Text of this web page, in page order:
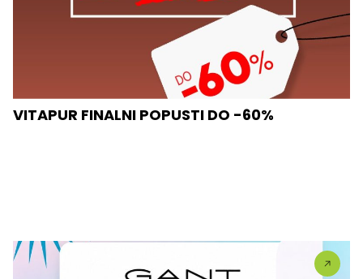
VITAPUR FINALNI POPUSTI DO -60%